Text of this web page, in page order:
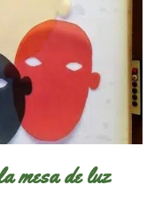
mesa de luz